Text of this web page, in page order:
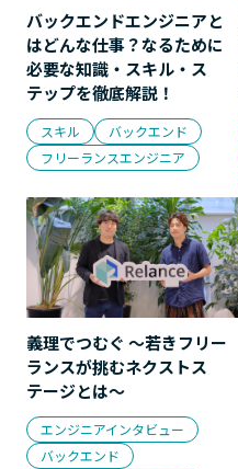
バックエンドエンジニアと
はどんな仕事？なるために
必要な知識・スキル・ス
テップを徹底解説！
スキル
バックエンド
フリーランスエンジニア
義理でつむぐ 〜若きフリー
ランスが挑むネクストス
テージとは〜
エンジニアインタビュー
バックエンド